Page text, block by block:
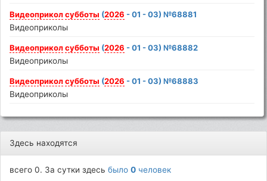
Видеоприкол субботы (2026 - 01 - 03) №68881
Видеоприколы
Видеоприкол субботы (2026 - 01 - 03) №68882
Видеоприколы
Видеоприкол субботы (2026 - 01 - 03) №68883
Видеоприколы
Здесь находятся
всего 0. За сутки здесьбыло0 человек